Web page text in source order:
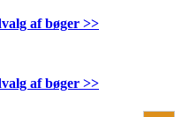
af bøger >>
af bøger >>
Search Button